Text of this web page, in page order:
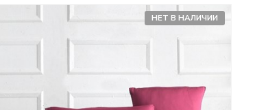
НЕТ В НАЛИЧИИ
8,490